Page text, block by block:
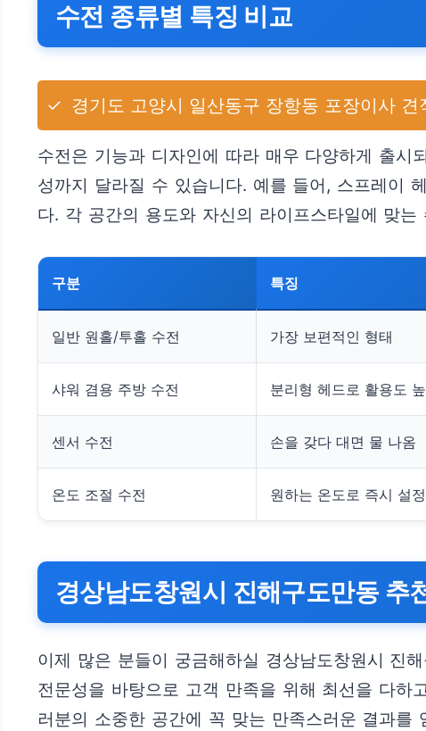
수전 종류별 특징 비교
✓ 경기도 고양시 일산동구 장항동 포장이사
수전은 기능과 디자인에 따라 매우 다양하게 출시
성까지 달라질 수 있습니다. 예를 들어, 스프레이
다. 각 공간의 용도와 자신의 라이프스타일에 맞
구분 특징
일반 원홀/투홀 수전 가장 보편적인 형태
샤워 겸용 주방 수전 분리형 헤드로 활용도
센서 수전 손을 갖다 대면 물 나옴
온도 조절 수전 원하는 온도로 즉시 설정
경상남도창원시 진해구도만동 추
이제 많은 분들이 궁금해하실 경상남도창원시 진
전문성을 바탕으로 고객 만족을 위해 최선을 다하
러분의 소중한 공간에 꼭 맞는 만족스러운 결과를